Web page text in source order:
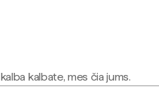
kalbate, mes čia jums.